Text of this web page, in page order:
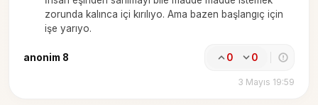
zorunda kalınca içi kırılıyo. Ama bazen başlangıç için
işe yarıyo.
anonim 8 0 0
3 Mayıs 19:59